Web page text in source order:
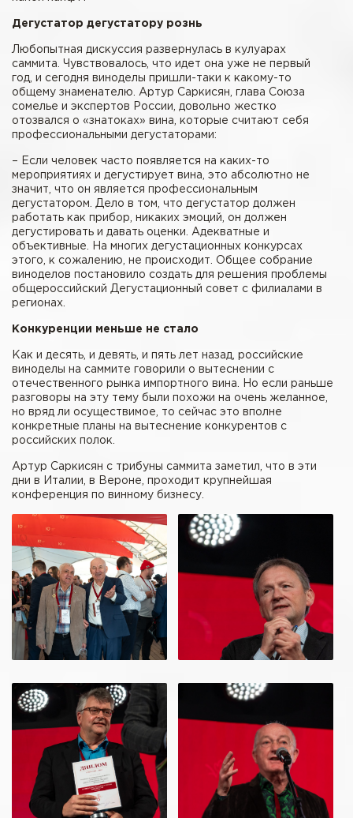
Дегустатор дегустатору рознь
Любопытная дискуссия развернулась в кулуарах
саммита. Чувствовалось, что идет она уже не первый
год, и сегодня виноделы пришли-таки к какому-то
общему знаменателю. Артур Саркисян, глава Союза
сомелье и экспертов России, довольно жестко
отозвался о «знатоках» вина, которые считают себя
профессиональными дегустаторами:
– Если человек часто появляется на каких-то
мероприятиях и дегустирует вина, это абсолютно не
значит, что он является профессиональным
дегустатором. Дело в том, что дегустатор должен
работать как прибор, никаких эмоций, он должен
дегустировать и давать оценки. Адекватные и
объективные. На многих дегустационных конкурсах
этого, к сожалению, не происходит. Общее собрание
виноделов постановило создать для решения проблемы
общероссийский Дегустационный совет с филиалами в
регионах.
Конкуренции меньше не стало
Как и десять, и девять, и пять лет назад, российские
виноделы на саммите говорили о вытеснении с
отечественного рынка импортного вина. Но если раньше
разговоры на эту тему были похожи на очень желанное,
но вряд ли осуществимое, то сейчас это вполне
конкретные планы на вытеснение конкурентов с
российских полок.
Артур Саркисян с трибуны саммита заметил, что в эти
дни в Италии, в Вероне, проходит крупнейшая
конференция по винному бизнесу.